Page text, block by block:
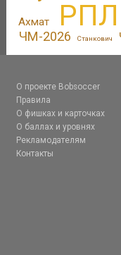
Ахмат РПЛ
ЧМ-2026 Станкович
О проекте Bobsoccer
Правила
О фишках и карточках
О баллах и уровнях
Рекламодателям
Контакты